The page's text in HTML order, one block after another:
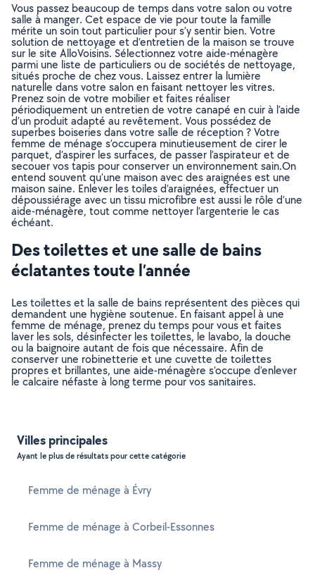
Vous passez beaucoup de temps dans votre salon ou votre
salle à manger. Cet espace de vie pour toute la famille
mérite un soin tout particulier pour s’y sentir bien. Votre
solution de nettoyage et d’entretien de la maison se trouve
sur le site AlloVoisins. Sélectionnez votre aide-ménagère
parmi une liste de particuliers ou de sociétés de nettoyage,
situés proche de chez vous. Laissez entrer la lumière
naturelle dans votre salon en faisant nettoyer les vitres.
Prenez soin de votre mobilier et faites réaliser
périodiquement un entretien de votre canapé en cuir à l’aide
d’un produit adapté au revêtement. Vous possédez de
superbes boiseries dans votre salle de réception ? Votre
femme de ménage s’occupera minutieusement de cirer le
parquet, d’aspirer les surfaces, de passer l’aspirateur et de
secouer vos tapis pour conserver un environnement sain.On
entend souvent qu’une maison avec des araignées est une
maison saine. Enlever les toiles d’araignées, effectuer un
dépoussiérage avec un tissu microfibre est aussi le rôle d’une
aide-ménagère, tout comme nettoyer l’argenterie le cas
échéant.
Des toilettes et une salle de bains
éclatantes toute l’année
Les toilettes et la salle de bains représentent des pièces qui
demandent une hygiène soutenue. En faisant appel à une
femme de ménage, prenez du temps pour vous et faites
laver les sols, désinfecter les toilettes, le lavabo, la douche
ou la baignoire autant de fois que nécessaire. Afin de
conserver une robinetterie et une cuvette de toilettes
propres et brillantes, une aide-ménagère s’occupe d’enlever
le calcaire néfaste à long terme pour vos sanitaires.
Villes principales
Ayant le plus de résultats pour cette catégorie
Femme de ménage à Évry
Femme de ménage à Corbeil-Essonnes
Femme de ménage à Massy